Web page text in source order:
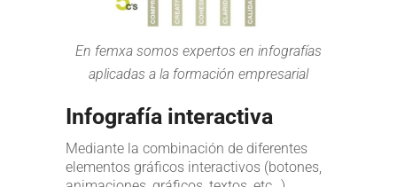
En femxa somos expertos en infografías
aplicadas a la formación empresarial
Infografía interactiva
Mediante la combinación de diferentes
elementos gráficos interactivos (botones,